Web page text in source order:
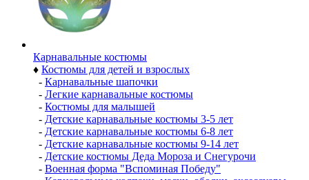
Карнавальные костюмы
♦ Костюмы для детей и взрослых
- Карнавальные шапочки
- Легкие карнавальные костюмы
- Костюмы для малышей
- Детские карнавальные костюмы 3-5 лет
- Детские карнавальные костюмы 6-8 лет
- Детские карнавальные костюмы 9-14 лет
- Детские костюмы Деда Мороза и Снегурочи
- Военная форма "Вспоминая Победу"